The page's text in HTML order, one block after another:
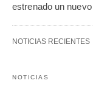
estrenado un
NOTICIAS RECIENTES
NOTICIAS